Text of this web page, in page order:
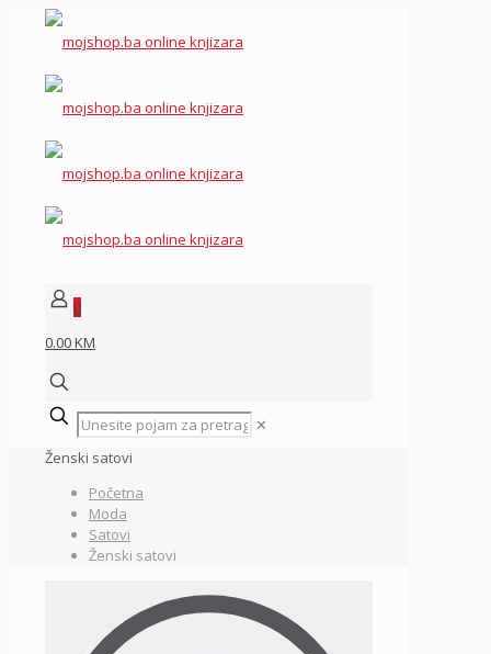
0
0.00 KM
✕
Ženski satovi
Početna
Moda
Satovi
Ženski satovi